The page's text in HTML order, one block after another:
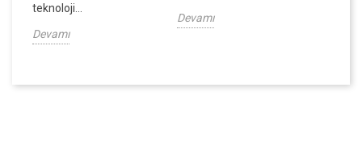
teknoloji...
Devamı
Devamı